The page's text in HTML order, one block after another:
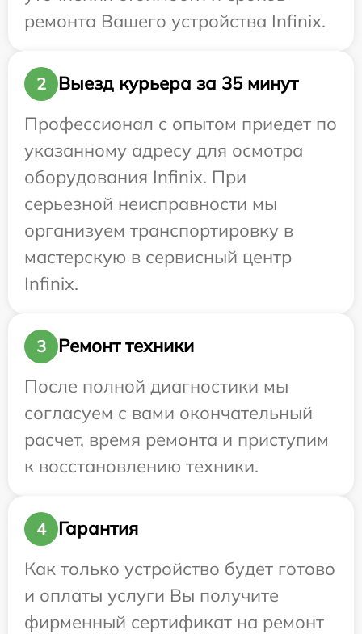
ремонта Вашего устройства Infinix.
2
Выезд курьера за 35 минут
Профессионал с опытом приедет по
указанному адресу для осмотра
оборудования Infinix. При
серьезной неисправности мы
организуем транспортировку в
мастерскую в сервисный центр
Infinix.
3
Ремонт техники
После полной диагностики мы
согласуем с вами окончательный
расчет, время ремонта и приступим
к восстановлению техники.
4
Гарантия
Как только устройство будет готово
и оплаты услуги Вы получите
фирменный сертификат на ремонт